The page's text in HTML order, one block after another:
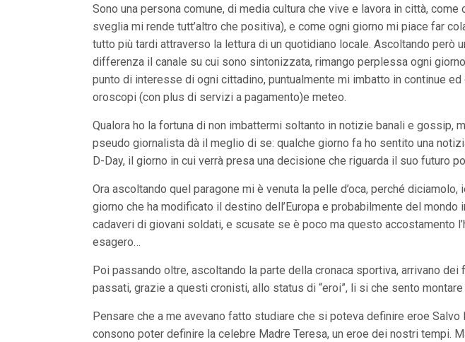
n
u
i
p
i
n
i
p
a
l
i
a
i
a
l
M
n
ù
P
i
c
Sono una persona comune, di media cultura che vive e lavora in città,
sveglia mi rende tutt’altro che positiva), e come ogni giorno mi piace far
tutto più tardi attraverso la lettura di un quotidiano locale. Ascoltando però
differenza il canale su cui sono sintonizzata, rimango perplessa ogni
punto di interesse di ogni cittadino, puntualmente mi imbatto in continue
oroscopi (con plus di servizi a pagamento)e meteo.
Qualora ho la fortuna di non imbattermi soltanto in notizie banali e
pseudo giornalista dà il meglio di se: qualche giorno fa ho sentito una
D-Day, il giorno in cui verrà presa una decisione che riguarda il suo futuro
Ora ascoltando quel paragone mi è venuta la pelle d’oca, perché
giorno che ha modificato il destino dell’Europa e probabilmente del
cadaveri di giovani soldati, e scusate se è poco ma questo accostamento
esagero…
Poi passando oltre, ascoltando la parte della cronaca sportiva, arrivano
passati, grazie a questi cronisti, allo status di “eroi”, li si che sento
Pensare che a me avevano fatto studiare che si poteva definire eroe
consono poter definire la celebre Madre Teresa, un eroe dei nostri tempi.